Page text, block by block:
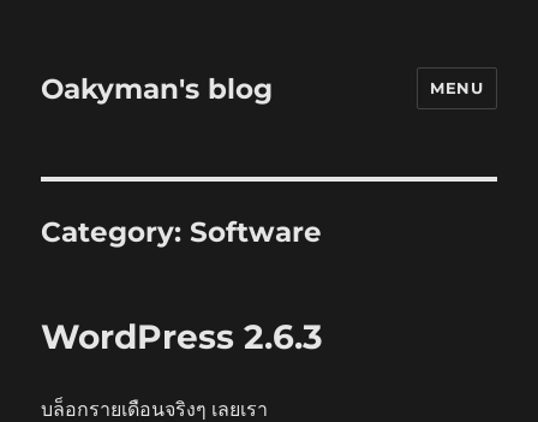
Oakyman's blog MENU
Category:Software
WordPress 2.6.3
บล็อกรายเดือนจริงๆ เลยเรา